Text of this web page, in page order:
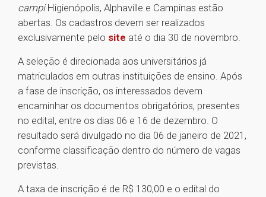
campiHigienópolis, Alphaville e Campinas estão
abertas. Os cadastros devem ser realizados
exclusivamente pelo site até o dia 30 de novembro.
A seleção é direcionada aos universitários já
matriculados em outras instituições de ensino. Após
a fase de inscrição, os interessados devem
encaminhar os documentos obrigatórios, presentes
no edital, entre os dias 06 e 16 de dezembro. O
resultado será divulgado no dia 06 de janeiro de 2021,
conforme classificação dentro do número de vagas
previstas.
A taxa de inscrição é de R$ 130,00 e o edital do